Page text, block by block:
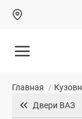
Главная /
Двери ВАЗ